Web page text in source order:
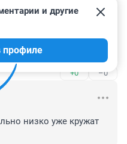
друга, а как петух
+0 –0
и другие
профиле
низко уже кружат